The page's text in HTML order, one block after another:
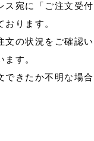
宛に「ご注文受
ります。
文の状況をご確認い
す。
きたか不明な場